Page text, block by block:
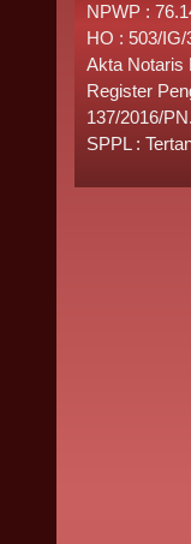
NPWP :
HO : 503/IG/
Akta Notaris
Register
137/2016/
SPPL :